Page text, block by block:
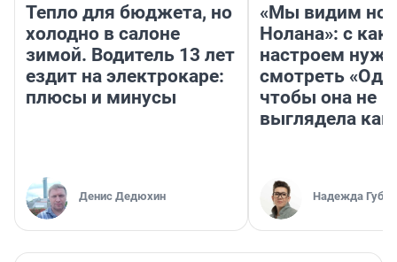
Тепло для бюджета, но
холодно в салоне
зимой. Водитель 13 лет
ездит на электрокаре:
плюсы и минусы
Денис Дедюхин
«Мы видим
Нолана»: с
настроем
смотреть
чтобы она не
выглядела как
Надежда